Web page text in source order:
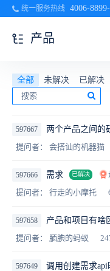
统一服务热线 4006-
产品
全部 未解决 已解决
597667 两个产品之间的
提问者： 会搭讪的机器猫
597666 需求 已解决
提问者： 行走的小摩托
597658 产品和项目有啥
提问者： 腼腆的蚂蚁
597649 调用创建需求api